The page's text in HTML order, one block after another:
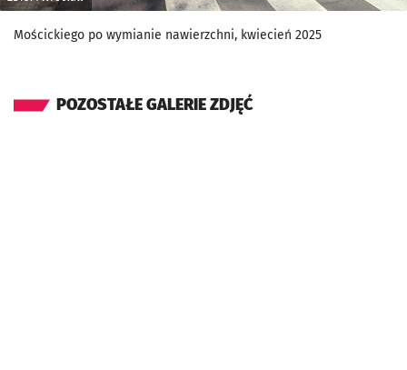
Mościckiego po wymianie nawierzchni, kwiecień 2025
POZOSTAŁE GALERIE ZDJĘĆ